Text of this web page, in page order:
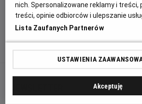
Facebook Messenger
nich. Spersonalizowane reklamy i treści,
treści, opinie odbiorców i ulepszanie
Lista Zaufanych Partnerów
USTAWIENIA
Akceptuję